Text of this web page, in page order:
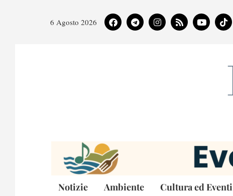
6 Agosto 2026
Notizie Ambiente Cultura ed Eventi